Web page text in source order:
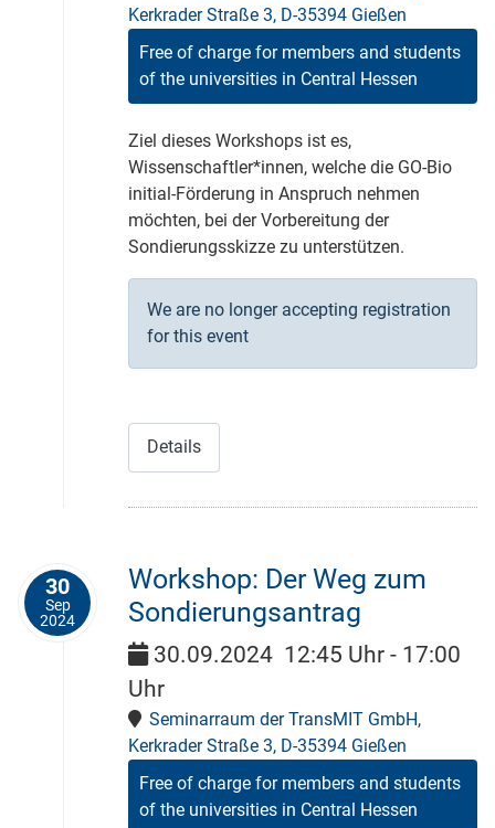
Kerkrader Straße 3, D-35394 Gießen
Free of charge for members and students
of the universities in Central Hessen
Ziel dieses Workshops ist es,
Wissenschaftler*innen, welche die GO-Bio
initial-Förderung in Anspruch nehmen
möchten, bei der Vorbereitung der
Sondierungsskizze zu unterstützen.
We are no longer accepting registration
for this event
Details
30
Sep
2024
Workshop: Der Weg zum
Sondierungsantrag
30.09.2024 12:45 Uhr - 17:00
Uhr
Seminarraum der TransMIT GmbH,
Kerkrader Straße 3, D-35394 Gießen
Free of charge for members and students
of the universities in Central Hessen